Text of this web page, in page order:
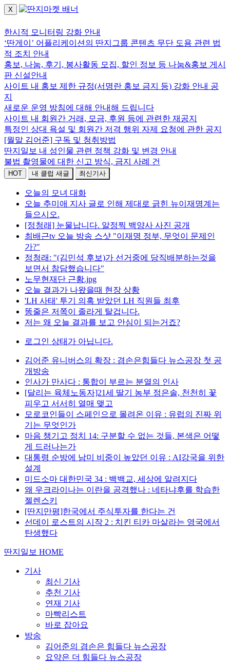
X
한시적 모니터링 강화 안내
‘딴게이’ 어플리케이션의 딴지그룹 콘텐츠 무단 도용 관련 법
적 조치 안내
홍보, 나눔, 후기, 봉사활동 모집, 할인 정보 등 나눔&홍보 게시
판 신설안내
사이트 내 홍보 제한 규정(서명란 홍보 금지 등) 강화 안내 공
지
새로운 운영 방침에 대해 안내해 드립니다
사이트 내 회원간 거래, 모금, 후원 등에 관련한 재공지
특정인 상대 욕설 및 회원간 저격 행위 자제 요청에 관한 공지
[월말 김어준] 구독 및 청취방법
딴지일보 내 성인물 관련 정책 강화 및 변경 안내
불법 촬영물에 대한 신고 방식, 금지 사례 건
HOT 내 클럽 새글 최신기사
오늘의 모녀 대화
오늘 추미애 지사 글로 인해 제대로 긁힌 뉴이재명계는
들으시오.
[정청래] 눈물납니다. 알정찍 백양사 사진 공개
최배근tv 오늘 방송 스샷 "이재명 정부, 무엇이 문제인
가?"
정청래: "(김민석 후보)가 선거중에 당직배분하는것을
보면서 참담했습니다"
노무현재단 근황.jpg
오늘 결과가 나왔을때 현장 상황
'LH 사태' 투기 의혹 받았던 LH 직원들 최후
똥줄은 저쪽이 졸라게 탈겁니다.
저는 왜 오늘 결과를 보고 안심이 되는거죠?
로그인 상태가 아닙니다.
김어준 유니버스의 확장 : 겸손은힘들다 뉴스공장 첫 공
개방송
인사가 만사다 : 통합이 부르는 분열의 인사
[달리는 육체노동자]21세 딸기 농부 정은솔, 천천히 꽃
피우고 서서히 열매 맺고
모로코인들이 스페인으로 몰려온 이유 : 유럽의 진짜 위
기는 무엇인가
마음 챙기고 정치 14: 구분할 수 없는 것들, 본색은 어떻
게 드러나는가
대통령 순방에 남미 비중이 높았던 이유 : AI강국을 위한
설계
미드소마 대한민국 34 : 백백교, 세상에 알려지다
왜 우크라이나는 이란을 공격했나 : 네타냐후를 학습한
젤렌스키
[딴지만평]한국에서 주식투자를 한다는 건
선데이 로스트의 시작 2 : 치킨 티카 마살라는 영국에서
탄생했다
딴지일보 HOME
기사
최신 기사
추천 기사
연재 기사
마빡리스트
바로 잡아요
방송
김어준의 겸손은 힘들다 뉴스공장
요약은 더 힘들다 뉴스공장